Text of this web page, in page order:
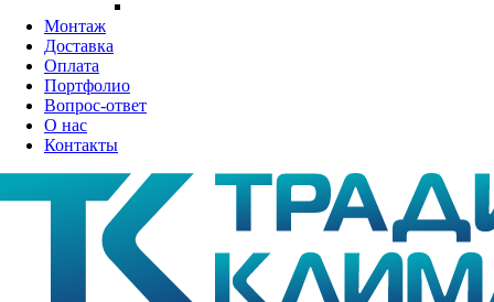
Монтаж
Доставка
Оплата
Портфолио
Вопрос-ответ
О нас
Контакты